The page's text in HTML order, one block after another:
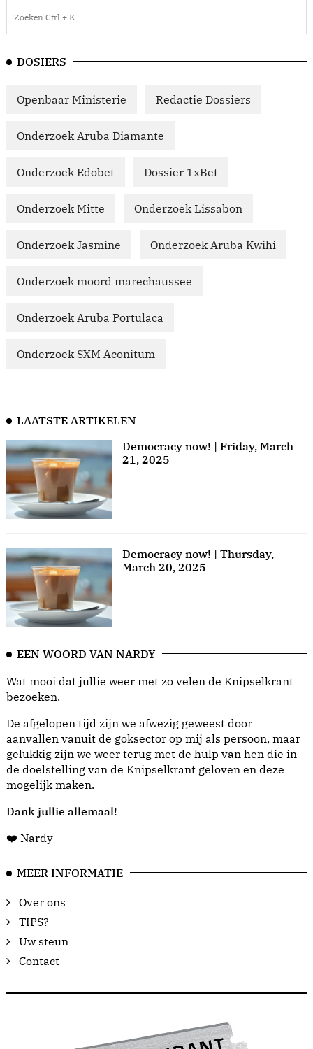
DOSIERS
Openbaar Ministerie Redactie Dossiers
Onderzoek Aruba Diamante
Onderzoek Edobet Dossier 1xBet
Onderzoek Mitte Onderzoek Lissabon
Onderzoek Jasmine Onderzoek Aruba Kwihi
Onderzoek moord marechaussee
Onderzoek Aruba Portulaca
Onderzoek SXM Aconitum
LAATSTE ARTIKELEN
Democracy now! | Friday, March
21, 2025
Democracy now! | Thursday,
March 20, 2025
EEN WOORD VAN NARDY
Wat mooi dat jullie weer met zo velen de Knipselkrant
bezoeken.
De afgelopen tijd zijn we afwezig geweest door
aanvallen vanuit de goksector op mij als persoon, maar
gelukkig zijn we weer terug met de hulp van hen die in
de doelstelling van de Knipselkrant geloven en deze
mogelijk maken.
Dank jullie allemaal!
❤️ Nardy
MEER INFORMATIE
Over ons
TIPS?
Uw steun
Contact